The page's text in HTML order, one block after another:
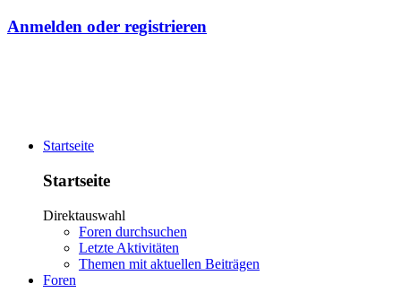
Anmelden oder registrieren
Startseite
Startseite
Direktauswahl
Foren durchsuchen
Letzte Aktivitäten
Themen mit aktuellen Beiträgen
Foren